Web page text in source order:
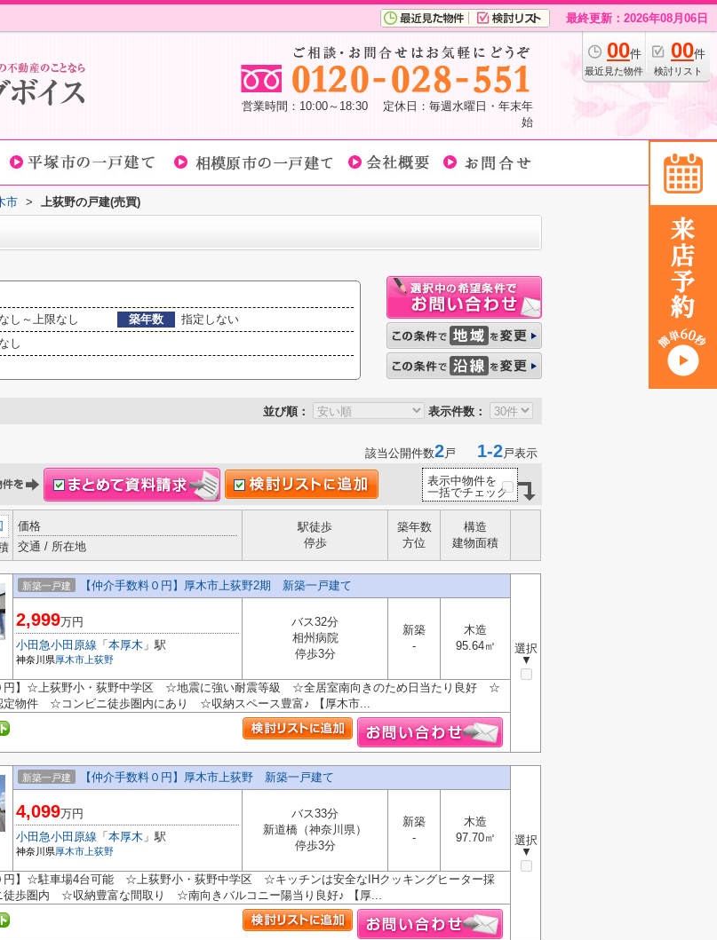
最終更新：2026年08月06日
00件
最近見た物件
00件
検討リスト
営業時間：10:00～18:30 定休日：毎週水曜日・年末年
始
市 > 上荻野の戸建(売買)
し～上限なし 築年数
指定しない
し
並び順： 表示件数：
該当公開件数2戸 1-2戸表示
表示中物件を
一括でチェック
価格
交通 / 所在地
駅徒歩
停歩
築年数
方位
構造
建物面積
新築一戸建 【仲介手数料０円】厚木市上荻野2期 新築一戸建て
選択
▼
2,999万円
小田急小田原線 「 本厚木 」駅
神奈川県厚木市 上荻野
バス32分
相州病院
停歩3分
新築
-
木造
95.64㎡
円】☆上荻野小・荻野中学区 ☆地震に強い耐震等級 ☆全居室南向きのため日当たり良好 ☆
定物件 ☆コンビニ徒歩圏内にあり ☆収納スペース豊富♪ 【厚木市...
新築一戸建 【仲介手数料０円】厚木市上荻野 新築一戸建て
選択
▼
4,099万円
小田急小田原線 「 本厚木 」駅
神奈川県厚木市 上荻野
バス33分
新道橋（神奈川県）
停歩3分
新築
-
木造
97.70㎡
円】☆駐車場4台可能 ☆上荻野小・荻野中学区 ☆キッチンは安全なIHクッキングヒーター採
歩圏内 ☆収納豊富な間取り ☆南向きバルコニー陽当り良好♪ 【厚...